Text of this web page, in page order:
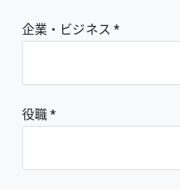
企業・ビジネス
役職